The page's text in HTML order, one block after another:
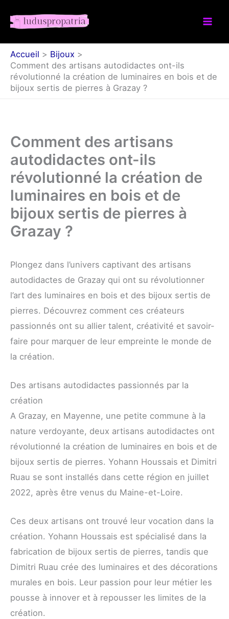
Accueil
Bijoux
Comment des artisans autodidactes ont-ils
révolutionné la création de luminaires en bois et de
bijoux sertis de pierres à Grazay ?
Comment des artisans
autodidactes ont-ils
révolutionné la création de
luminaires en bois et de
bijoux sertis de pierres à
Grazay ?
Plongez dans l’univers captivant des artisans
autodidactes de Grazay qui ont su révolutionner
l’art des luminaires en bois et des bijoux sertis de
pierres. Découvrez comment ces créateurs
passionnés ont su allier talent, créativité et savoir-
faire pour marquer de leur empreinte le monde de
la création.
Des artisans autodidactes passionnés par la
création
A Grazay, en Mayenne, une petite commune à la
nature verdoyante, deux artisans autodidactes ont
révolutionné la création de luminaires en bois et de
bijoux sertis de pierres. Yohann Houssais et Dimitri
Ruau se sont installés dans cette région en juillet
2022, après être venus du Maine-et-Loire.
Ces deux artisans ont trouvé leur vocation dans la
création. Yohann Houssais est spécialisé dans la
fabrication de bijoux sertis de pierres, tandis que
Dimitri Ruau crée des luminaires et des décorations
murales en bois. Leur passion pour leur métier les
pousse à innover et à repousser les limites de la
création.